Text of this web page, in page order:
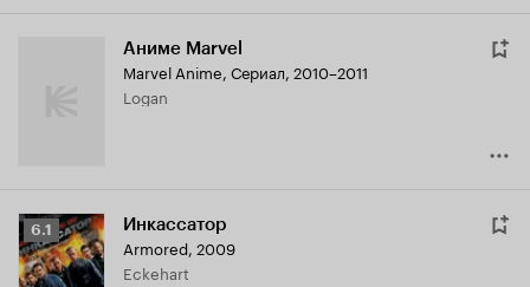
Аниме Marvel
Marvel Anime, Сериал, 2010–2011
Logan
Рейтинг
Кинопоиска
6.1
6.1 Инкассатор
Armored, 2009
Eckehart